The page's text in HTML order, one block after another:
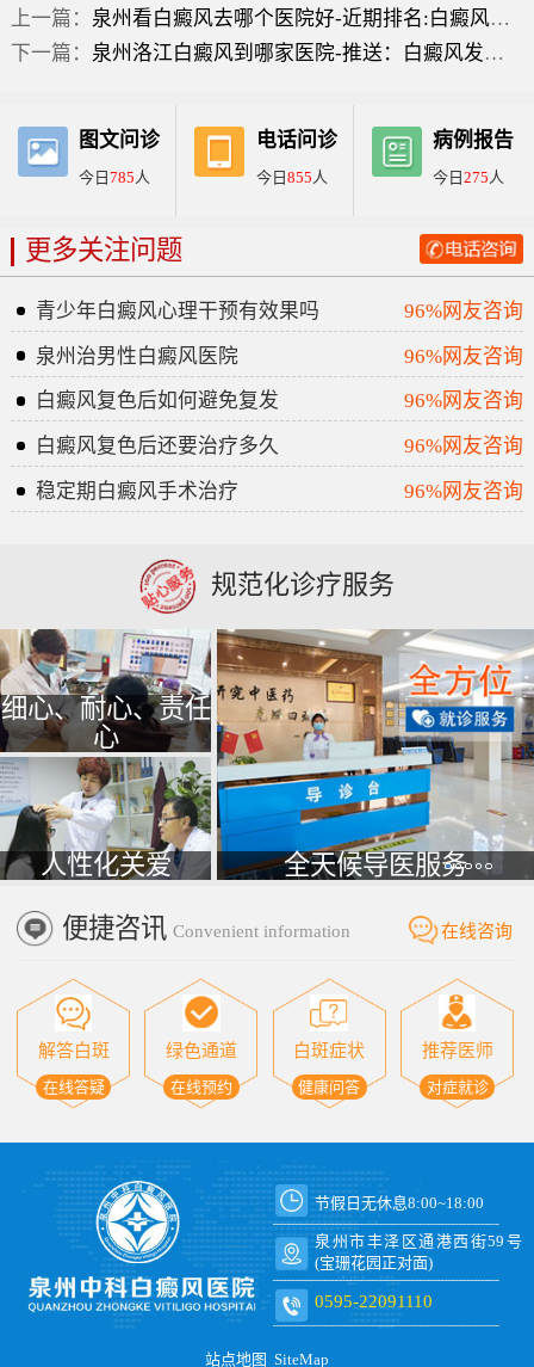
上一篇： 泉州看白癜风去哪个医院好-近期排名:白癜风早期症状什么药好？
下一篇： 泉州洛江白癜风到哪家医院-推送：白癜风发病早期症状图片？
图文问诊
今日785人
电话问诊
今日 855人
病例报告
今日275人
更多关注问题
青少年白癜风心理干预有效果吗
96%网友咨询
泉州治男性白癜风医院
96%网友咨询
白癜风复色后如何避免复发
96%网友咨询
白癜风复色后还要治疗多久
96%网友咨询
稳定期白癜风手术治疗
96%网友咨询
规范化诊疗服务
细心、耐心、责任
心
人性化关爱 全天候导医服务
便捷咨讯 Convenient information 在线咨询
解答白斑
在线答疑
绿色通道
在线预约
白斑症状
健康问答
推荐医师
对症就诊
节假日无休息8:00~18:00
泉州市丰泽区通港西街59号
(宝珊花园正对面)
0595-22091110
站点地图 SiteMap